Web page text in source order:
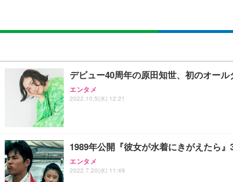
デビュー40周年の原田知世、初のオー
エンタメ
2022.10.5(水) 12:21
1989年公開『彼女が水着にきがえたら
エンタメ
2022.7.20(水) 11:49